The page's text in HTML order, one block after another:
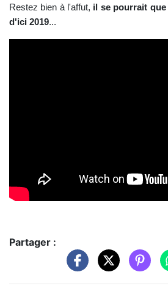
Restez bien à l'affut, il se pourrait que
d'ici 2019...
Partager :